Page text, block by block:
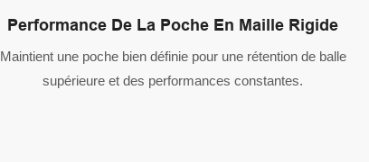
Performance De La Poche En Maille Rigide
Maintient une poche bien définie pour une rétention de balle
supérieure et des performances constantes.